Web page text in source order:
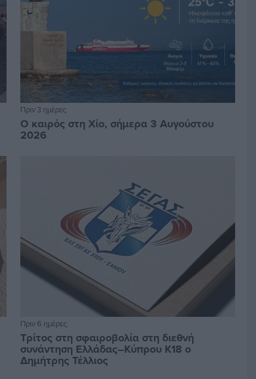
Πριν 3 ημέρες
Ο καιρός στη Χίο, σήμερα 3 Αυγούστου
2026
Πριν 6 ημέρες
Τρίτος στη σφαιροβολία στη διεθνή
συνάντηση Ελλάδας–Κύπρου Κ18 ο
Δημήτρης Τέλλιος